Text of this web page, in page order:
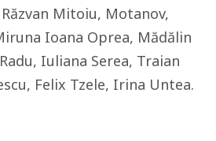
Mitoiu, Motanov,
Ioana Oprea, Mădălin
Iuliana Serea, Traian
Felix Tzele, Irina Untea.